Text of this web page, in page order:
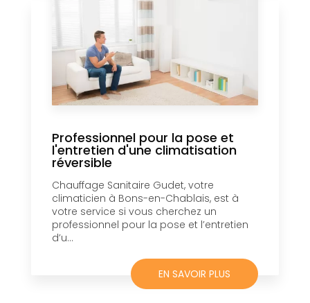
Professionnel pour la pose et
l'entretien d'une climatisation
réversible
Chauffage Sanitaire Gudet, votre
climaticien à Bons-en-Chablais, est à
votre service si vous cherchez un
professionnel pour la pose et l’entretien
d’u...
EN SAVOIR PLUS